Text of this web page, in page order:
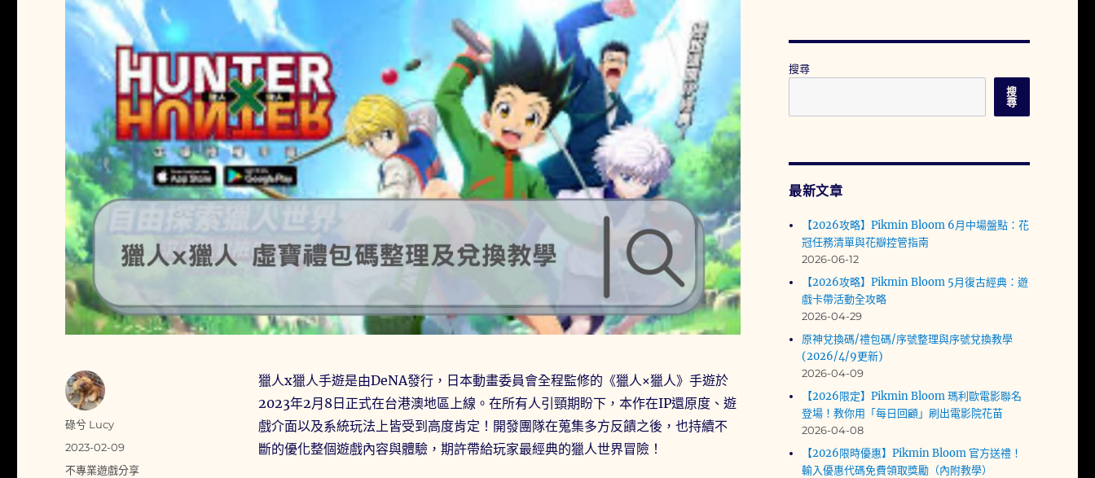
獵人x獵人手遊是由DeNA發行，日本動畫委員會全程監修的《獵人×獵人》手遊於
2023年2月8日正式在台港澳地區上線。在所有人引頸期盼下，本作在IP還原度、遊
戲介面以及系統玩法上皆受到高度肯定！開發團隊在蒐集多方反饋之後，也持續不
斷的優化整個遊戲內容與體驗，期許帶給玩家最經典的獵人世界冒險！
作
者
碌兮 Lucy
發
佈
2023-02-09
分
不專業遊戲分享
搜尋
搜
尋
最新文章
【2026攻略】Pikmin Bloom 6月中場盤點：花
冠任務清單與花瓣控管指南
2026-06-12
【2026攻略】Pikmin Bloom 5月復古經典：遊
戲卡帶活動全攻略
2026-04-29
原神兌換碼/禮包碼/序號整理與序號兌換教學
(2026/4/9更新)
2026-04-09
【2026限定】Pikmin Bloom 瑪利歐電影聯名
登場！教你用「每日回顧」刷出電影院花苗
2026-04-08
【2026限時優惠】Pikmin Bloom 官方送禮！
輸入優惠代碼免費領取獎勵（內附教學）